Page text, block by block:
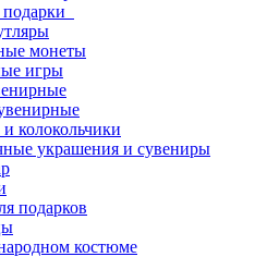
монеты
игры
колокольчики
украшения и сувениры
подарков
костюме